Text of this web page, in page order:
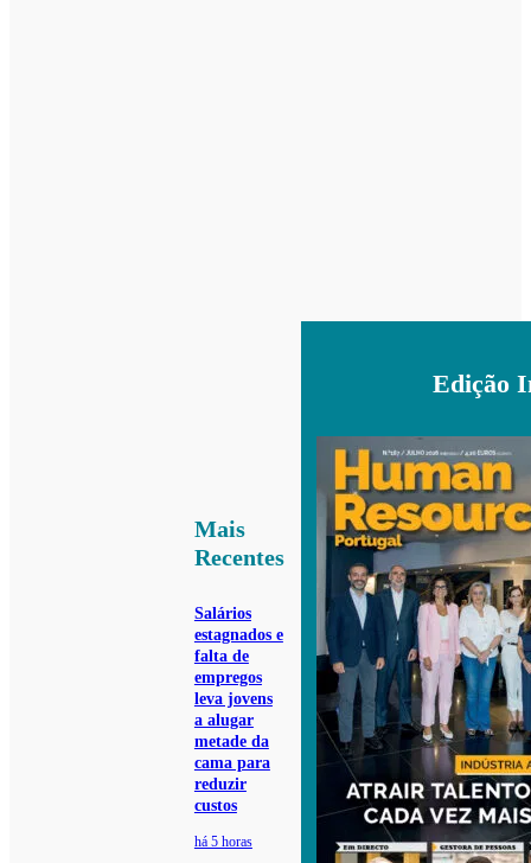
Mais
Recentes
Salários
estagnados e
falta de
empregos
leva jovens
a alugar
metade da
cama para
reduzir
custos
há 5 horas
Edição